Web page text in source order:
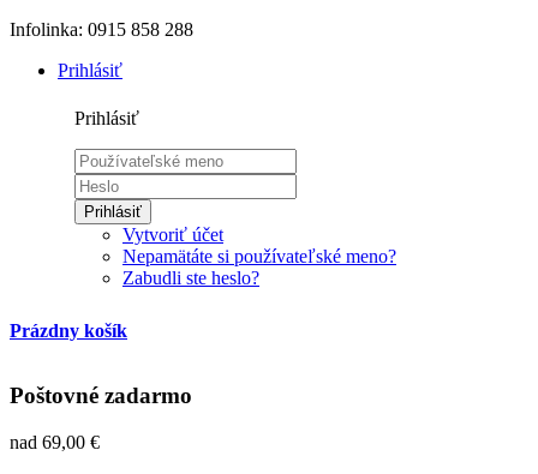
Infolinka: 0915 858 288
Prihlásiť
Prihlásiť
Prihlásiť
Vytvoriť účet
Nepamätáte si používateľské meno?
Zabudli ste heslo?
Prázdny košík
Poštovné zadarmo
nad 69,00 €